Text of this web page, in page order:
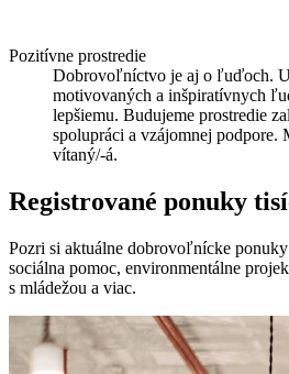
Pozitívne prostredie
Dobrovoľníctvo je aj o ľuďoch. U
motivovaných a inšpiratívnych
lepšiemu. Budujeme prostredie
spolupráci a vzájomnej podpore.
vítaný/-á.
Registrované ponuky
Pozri si aktuálne dobrovoľnícke
sociálna pomoc, environmentálne
s mládežou a viac.